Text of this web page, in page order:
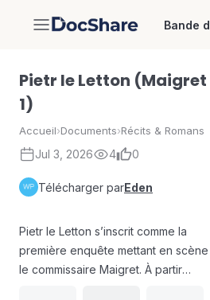
DocShare Bande
Pietr le Letton (Maigret
1)
Accueil›Documents›Récits & Romans
Jul 3, 2026 4 0
Télécharger parEden
Pietr le Letton s’inscrit comme la
première enquête mettant en scène
le commissaire Maigret. À partir